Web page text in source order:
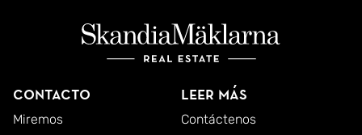
Contacto
Miremos
Leer más
Contáctenos